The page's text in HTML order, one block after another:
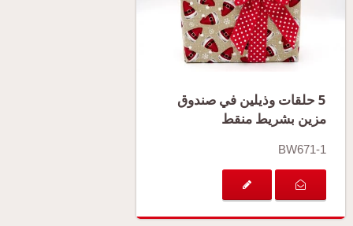
5 حلقات وذيلين في صندوق
مزين بشريط منقط
BW671-1